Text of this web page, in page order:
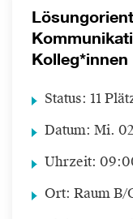
Status: 11
Datum: Mi.
Uhrzeit:
Ort: Raum B/